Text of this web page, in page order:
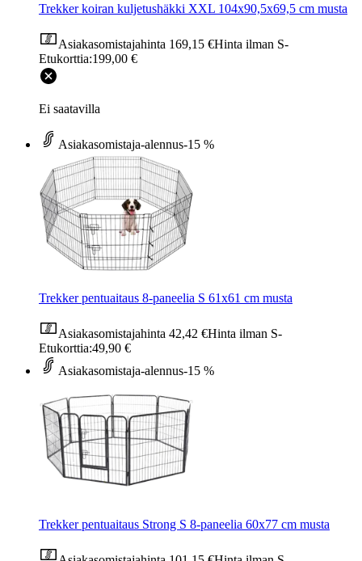
Trekker koiran kuljetushäkki XXL 104x90,5x69,5 cm musta
Asiakasomistajahinta 169,15 €Hinta ilman S-
Etukorttia:199,00 €
Ei saatavilla
Asiakasomistaja-alennus-15 %
Trekker pentuaitaus 8-paneelia S 61x61 cm musta
Asiakasomistajahinta 42,42 €Hinta ilman S-
Etukorttia:49,90 €
Asiakasomistaja-alennus-15 %
Trekker pentuaitaus Strong S 8-paneelia 60x77 cm musta